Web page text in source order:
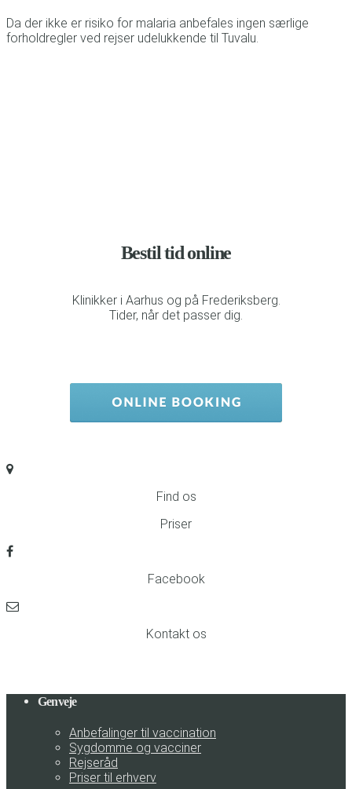
Da der ikke er risiko for malaria anbefales ingen særlige
forholdregler ved rejser udelukkende til Tuvalu.
Bestil tid online
Klinikker i Aarhus og på Frederiksberg.
Tider, når det passer dig.
Find os
Priser
Facebook
Kontakt os
Genveje
Anbefalinger til vaccination
Sygdomme og vacciner
Rejseråd
Priser til erhverv